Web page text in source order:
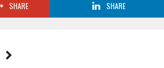
SHARE SHARE